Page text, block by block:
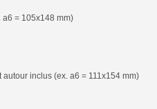
= 105x148 mm)
inclus (ex. a6 = 111x154 mm)